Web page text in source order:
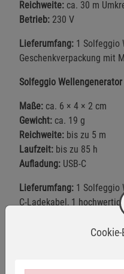
Reichweite: ca. 30 m
Betrieb: 230 V
Lieferumfang: 1 Solfeggio
Geschenkverpackung mit
Solfeggio Wellengenerator
Maße: ca. 6 × 4 × 2 cm
Gewicht: ca. 19 g
Reichweite: bis zu 5 m
Laufzeit: bis zu 85 h
Aufladung: USB-C
Lieferumfang: 1 Solfeggio
C-Ladekabel, 1
Magnetverschluss, 1
Im Lieferumfang